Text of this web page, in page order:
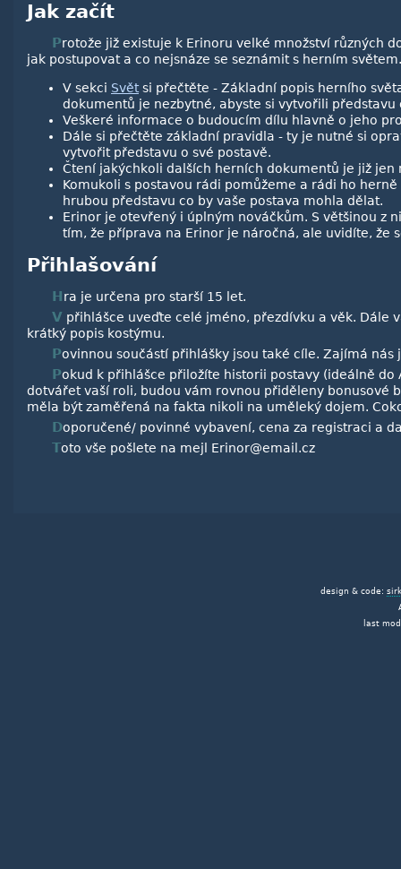
Jak začít
Protože již existuje k Erinoru velké množství různých dokumentů, je těžké se v nich zorientovat. Zde je v pár bodech napsáno
jak postupovat a co nejsnáze se seznámit s herním světem.
V sekci Světsi přečtěte - Základní popis herního
dokumentů je nezbytné, abyste si vytvořili
Veškeré informace o budoucím dílu hlavně o jeho
Dále si přečtěte základní pravidla - ty je nutné si
vytvořit představu o své postavě.
Čtení jakýchkoli dalších herních dokumentů je již
Komukoli s postavou rádi pomůžeme a rádi ho
hrubou představu co by vaše postava mohla dělat.
Erinor je otevřený i úplným nováčkům. S většinou z
tím, že příprava na Erinor je náročná, ale uvidíte, že
Přihlašování
Hra je určena pro starší 15 let.
V přihlášce uveďte celé jméno, přezdívku a věk. Dále vaši představu o postavě. Schopnosti, vlastnosti, které byste chtěli mít a
krátký popis kostýmu.
Povinnou součástí přihlášky jsou také cíle. Zajímá
Pokud k přihlášce přiložíte historii postavy (ideálně do A5), fotku kostýmu a případně výčet vašich rekvizit, které by měly
dotvářet vaší roli, budou vám rovnou přiděleny bonusové
měla být zaměřená na fakta nikoli na uměleký dojem.
Doporučené/ povinné vybavení, cena za registraci a
Toto vše pošlete na mejl Erinor@email.cz
design & code:
last